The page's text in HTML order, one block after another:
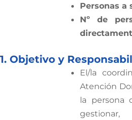
Personas a
Nº de
1. Objetivo y
El/la
Atención
la persona